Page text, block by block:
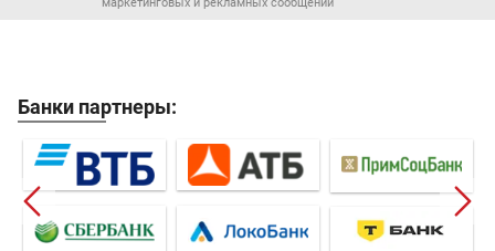
маркетинговых и рекламных сообщений
Банки партнеры: